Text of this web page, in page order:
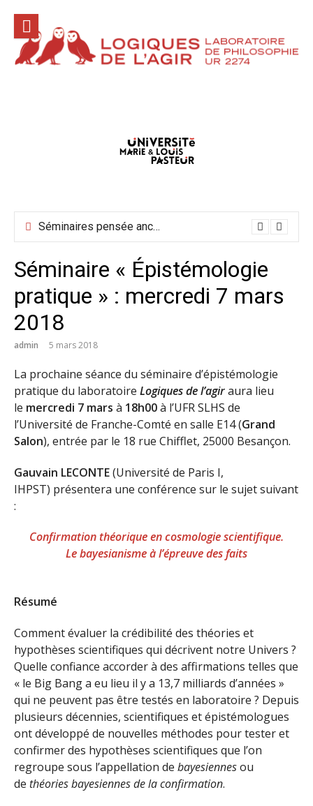
contenu
Séminaires pensée ancienne mai-juin 2026
Conférences hors les murs mai-juin-juillet 2026
Séminaire « Épistémologie
pratique » : mercredi 7 mars
2018
admin 5 mars 2018
La prochaine séance du séminaire d’épistémologie
pratique du laboratoire Logiques de l’agiraura lieu
le mercredi 7 mars à 18h00à l’UFR SLHS de
l’Université de Franche-Comté en salle E14 (Grand
Salon), entrée par le 18 rue Chifflet, 25000 Besançon.
Gauvain LECONTE(Université de Paris I,
IHPST) présentera une conférence sur le sujet suivant
:
Confirmation théorique en cosmologie scientifique.
Le bayesianisme à l’épreuve des faits
Résumé
Comment évaluer la crédibilité des théories et
hypothèses scientifiques qui décrivent notre Univers ?
Quelle confiance accorder à des affirmations telles que
« le Big Bang a eu lieu il y a 13,7 milliards d’années »
qui ne peuvent pas être testés en laboratoire ? Depuis
plusieurs décennies, scientifiques et épistémologues
ont développé de nouvelles méthodes pour tester et
confirmer des hypothèses scientifiques que l’on
regroupe sous l’appellation de bayesiennesou
de théories bayesiennes de la confirmation.